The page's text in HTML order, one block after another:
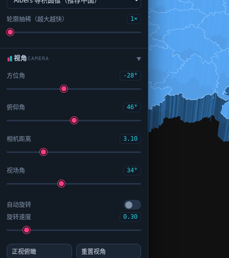
轮廓抽稀（越大越快） 1×
视角CAMERA ▶
方位角 -28°
俯仰角 46°
相机距离 3.10
视场角 34°
自动旋转
旋转速度
0.30
正视俯瞰 重置视角